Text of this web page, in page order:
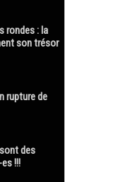
rondes : la
son trésor
rupture de
des
!!!